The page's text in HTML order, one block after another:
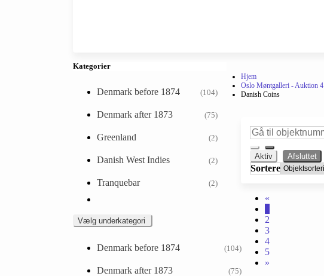
Kategorier
Denmark before 1874 (104)
Denmark after 1873 (75)
Greenland (2)
Danish West Indies (2)
Tranquebar (2)
Vælg underkategori
Denmark before 1874 (104)
Denmark after 1873 (75)
Hjem
Oslo Møntgalleri - Auktion 4
Danish Coins
Aktiv Afsluttet
Sortere
«
2
3
4
5
»